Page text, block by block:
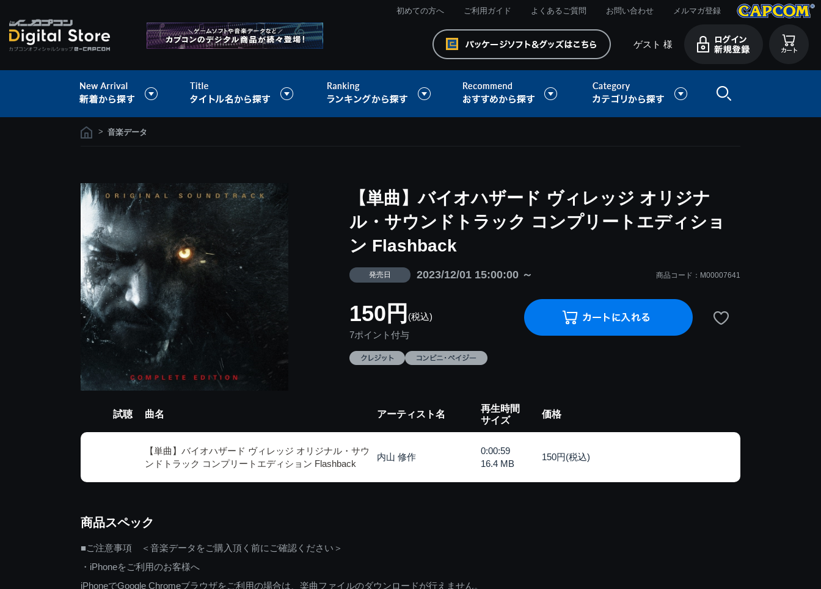
初めての方へ ご利用ガイド よくあるご質問 お問い合わせ メルマガ登録
ゲスト 様
> 音楽データ
【単曲】バイオハザード ヴィレッジ オリジナ
ル・サウンドトラック コンプリートエディショ
ン Flashback
発売日 2023/12/01 15:00:00 ～ 商品コード：M00007641
150円 (税込)
7ポイント付与
試聴 曲名 アーティスト名
再生時間
サイズ
価格
【単曲】バイオハザード ヴィレッジ オリジナル・サウ
ンドトラック コンプリートエディション Flashback
内山 修作
0:00:59
16.4 MB
150円(税込)
商品スペック
■ご注意事項 ＜音楽データをご購入頂く前にご確認ください＞
・iPhoneをご利用のお客様へ
iPhoneでGoogle Chromeブラウザをご利用の場合は、楽曲ファイルのダウンロードが行えません。